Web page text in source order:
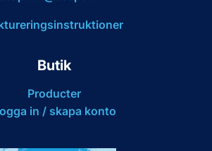
Butik
Producter
in / skapa konto